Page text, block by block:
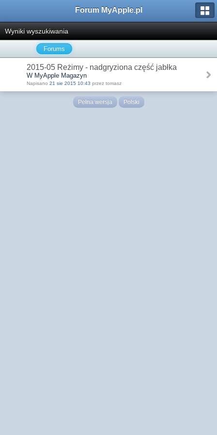
Forum MyApple.pl
Wyniki wyszukiwania
Forums
2015-05 Reżimy - nadgryziona część jabłka
W MyApple Magazyn
Napisano 21 sie 2015 10:43 przez tomasz
Pełna wersja Polski